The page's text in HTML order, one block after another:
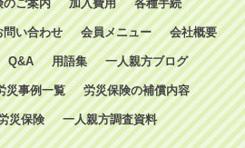
のご案内 加入費用 各種手続
問い合わせ 会員メニュー 会社概要
Q&A 用語集 一人親方ブログ
災事例一覧 労災保険の補償内容
災保険 一人親方調査資料